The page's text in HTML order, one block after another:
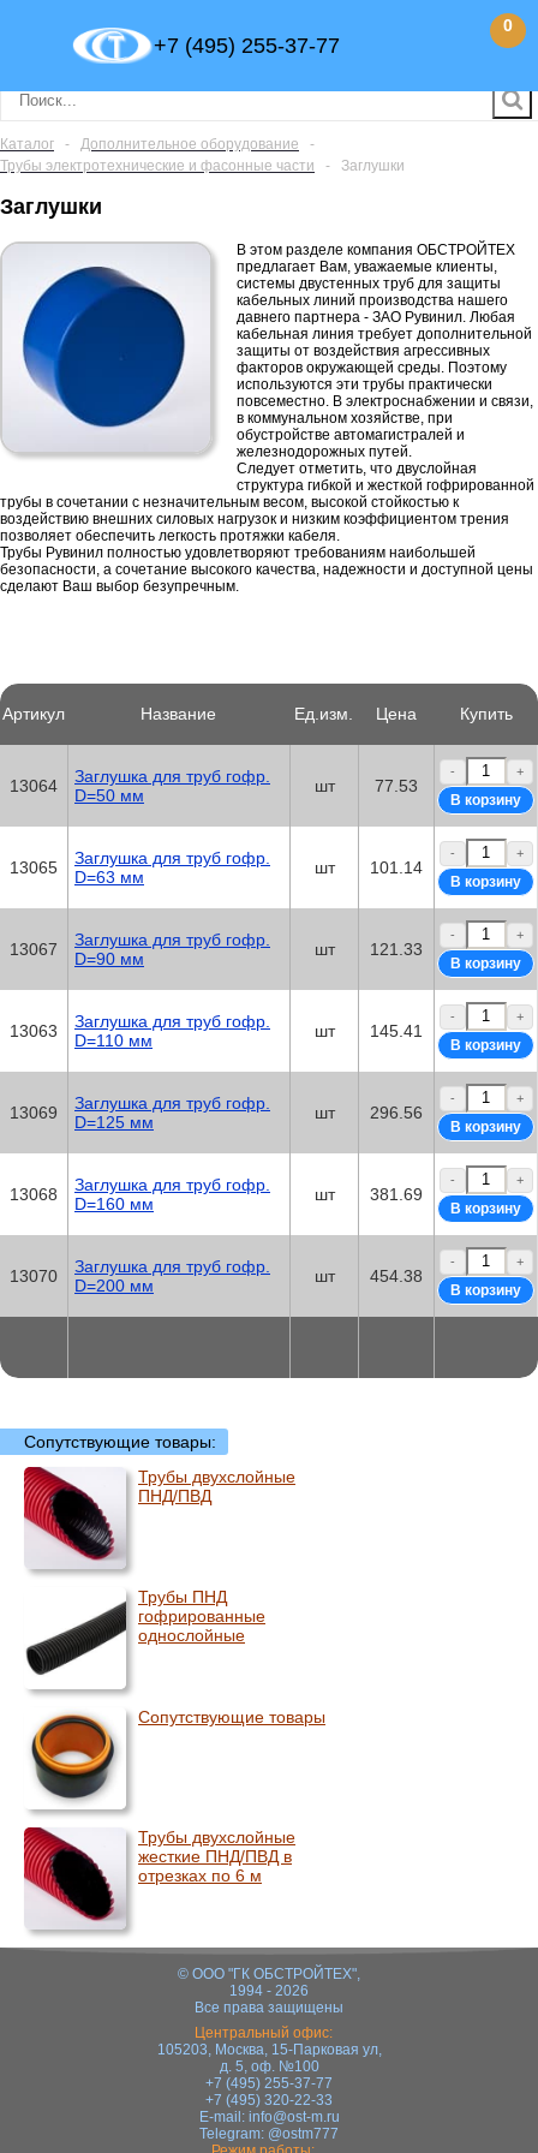
+7 (495) 255-37-77
0
Каталог - Дополнительное оборудование
-
Трубы электротехнические и фасонные части
- Заглушки
Заглушки
В этом разделе компания ОБСТРОЙТЕХ
предлагает Вам, уважаемые клиенты,
системы двустенных труб для защиты
кабельных линий производства нашего
давнего партнера - ЗАО Рувинил. Любая
кабельная линия требует дополнительной
защиты от воздействия агрессивных
факторов окружающей среды. Поэтому
используются эти трубы практически
повсеместно. В электроснабжении и связи,
в коммунальном хозяйстве, при
обустройстве автомагистралей и
железнодорожных путей.
Следует отметить, что двуслойная
структура гибкой и жесткой гофрированной
трубы в сочетании с незначительным весом, высокой стойкостью к
воздействию внешних силовых нагрузок и низким коэффициентом трения
позволяет обеспечить легкость протяжки кабеля.
Трубы Рувинил полностью удовлетворяют требованиям наибольшей
безопасности, а сочетание высокого качества, надежности и доступной цены
сделают Ваш выбор безупречным.
Артикул Название Ед.изм. Цена Купить
13064
Заглушка для труб гофр.
D=50 мм
шт 77.53
- +
13065
Заглушка для труб гофр.
D=63 мм
шт 101.14
- +
13067
Заглушка для труб гофр.
D=90 мм
шт 121.33
- +
13063
Заглушка для труб гофр.
D=110 мм
шт 145.41
- +
13069
Заглушка для труб гофр.
D=125 мм
шт 296.56
- +
13068
Заглушка для труб гофр.
D=160 мм
шт 381.69
- +
13070
Заглушка для труб гофр.
D=200 мм
шт 454.38
- +
Сопутствующие товары:
Трубы двухслойные
ПНД/ПВД
Трубы ПНД
гофрированные
однослойные
Сопутствующие товары
Трубы двухслойные
жесткие ПНД/ПВД в
отрезках по 6 м
© ООО "ГК ОБСТРОЙТЕХ",
1994 - 2026
Все права защищены
Центральный офис:
105203, Москва, 15-Парковая ул,
д. 5, оф. №100
+7 (495) 255-37-77
+7 (495) 320-22-33
E-mail: info@ost-m.ru
Telegram: @ostm777